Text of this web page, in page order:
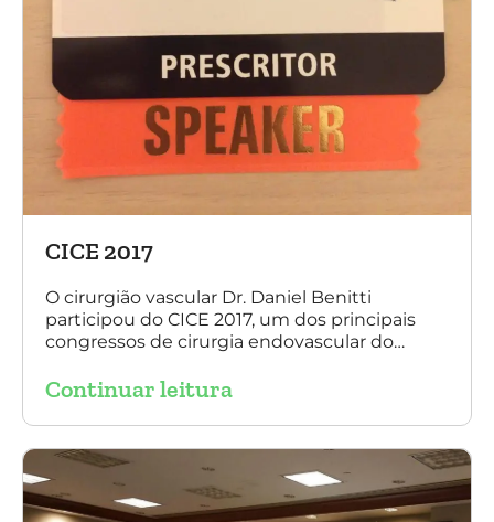
CICE 2017
O cirurgião vascular Dr. Daniel Benitti
participou do CICE 2017, um dos principais
congressos de cirurgia endovascular do
sobre a experiência brasileira no tratamento
multilayer. Mais de 200 pacientes operados
sem nenhum caso de paraplegia!
Continuar leitura